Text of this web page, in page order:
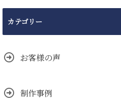
カテゴリー
お客様の声
制作事例